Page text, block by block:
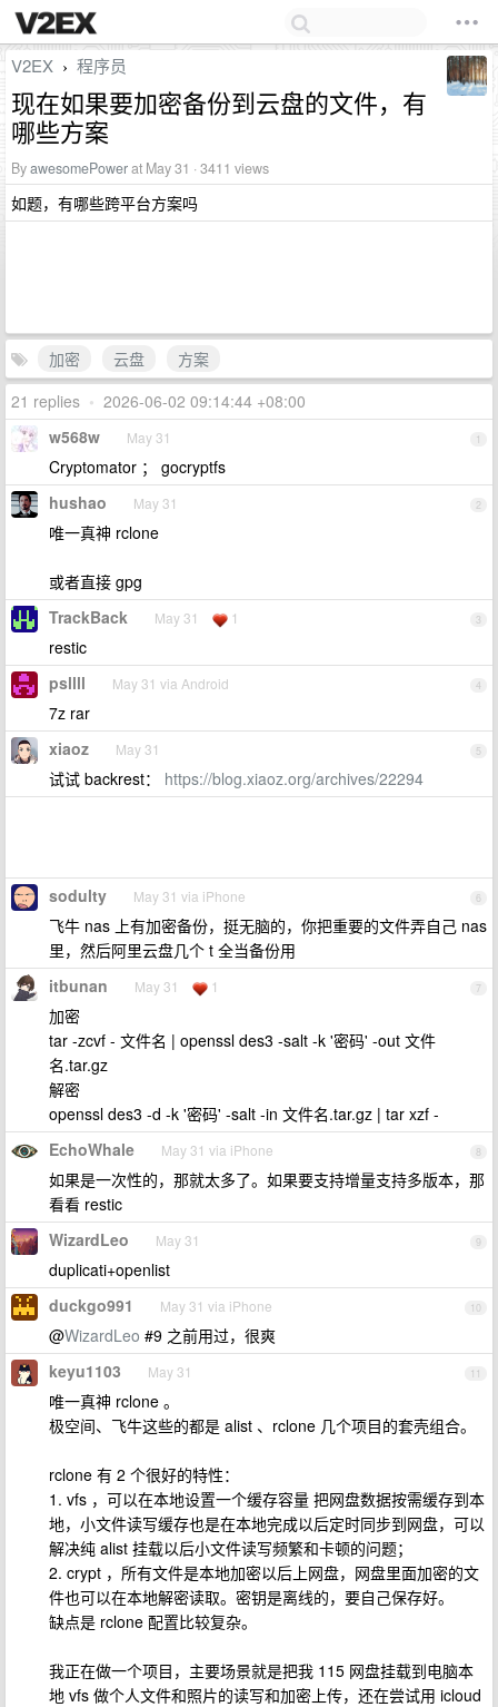
V2EX › 程序员
现在如果要加密备份到云盘的文件，有
哪些方案
ByawesomePowerat May 31 · 3411 views
如题，有哪些跨平台方案吗
加密 云盘
方案
21 replies • 2026-06-02 09:14:44 +08:00
1
w568w May 31
Cryptomator ； gocryptfs
2
hushao May 31
唯一真神 rclone
或者直接 gpg
3
TrackBack May 31 1
restic
4
psllll May 31 via Android
7z rar
5
xiaoz May 31
试试 backrest： https://blog.xiaoz.org/archives/22294
6
sodulty May 31 via iPhone
飞牛 nas 上有加密备份，挺无脑的，你把重要的文件弄自己 nas
里，然后阿里云盘几个 t 全当备份用
7
itbunan May 31 1
加密
tar -zcvf - 文件名 | openssl des3 -salt -k '密码' -out 文件
名.tar.gz
解密
openssl des3 -d -k '密码' -salt -in 文件名.tar.gz | tar xzf -
8
EchoWhale May 31 via iPhone
如果是一次性的，那就太多了。如果要支持增量支持多版本，那
看看 restic
9
WizardLeo May 31
duplicati+openlist
10
duckgo991 May 31 via iPhone
@WizardLeo #9 之前用过，很爽
11
keyu1103 May 31
唯一真神 rclone 。
极空间、飞牛这些的都是 alist 、rclone 几个项目的套壳组合。
rclone 有 2 个很好的特性：
1. vfs ，可以在本地设置一个缓存容量 把网盘数据按需缓存到本
地，小文件读写缓存也是在本地完成以后定时同步到网盘，可以
解决纯 alist 挂载以后小文件读写频繁和卡顿的问题；
2. crypt ，所有文件是本地加密以后上网盘，网盘里面加密的文
件也可以在本地解密读取。密钥是离线的，要自己保存好。
缺点是 rclone 配置比较复杂。
我正在做一个项目，主要场景就是把我 115 网盘挂载到电脑本
地 vfs 做个人文件和照片的读写和加密上传，还在尝试用 icloud